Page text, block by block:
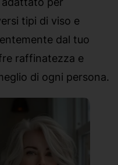
tipi di viso e
dal tuo
raffinatezza e
di ogni persona.